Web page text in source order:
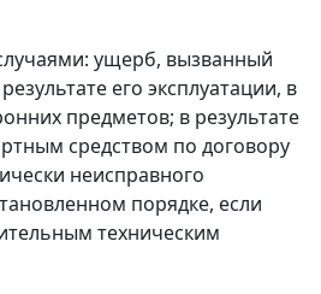
ущерб, вызванный
его эксплуатации, в
предметов; в результате
средством по договору
неисправного
порядке, если
техническим